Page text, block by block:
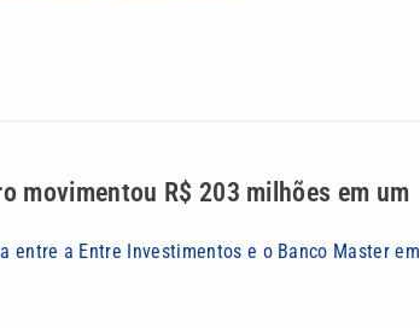
movimentou R$ 203 milhões em um
entre a Entre Investimentos e o Banco Master em